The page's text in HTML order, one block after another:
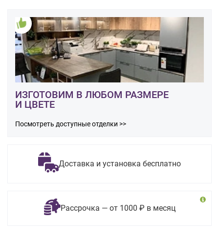
ИЗГОТОВИМ В ЛЮБОМ РАЗМЕРЕ
И ЦВЕТЕ
Посмотреть доступные отделки >>
Доставка и установка бесплатно
Рассрочка — от 1000 ₽ в месяц